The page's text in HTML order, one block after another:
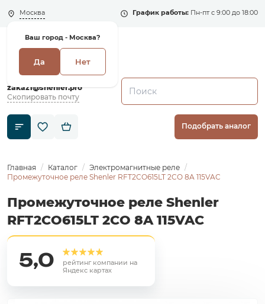
Москва
Ваш город - Москва?
Да Нет
График работы: Пн-пт с 9:00 до 18:00
+7 (495) 135-135-5
zakaz1@shenler.pro
Скопировать почту
Подобрать аналог
Главная Каталог
Электромагнитные реле
Промежуточное реле Shenler RFT2CO615LT 2CO 8A 115VAC
Промежуточное реле Shenler
RFT2CO615LT 2CO 8A 115VAC
5,0
рейтинг компании на
Яндекс картах